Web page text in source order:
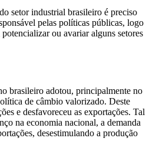
setor industrial brasileiro é preciso
pelas políticas públicas, logo
ou avariar alguns setores
brasileiro adotou, principalmente no
de câmbio valorizado. Deste
e desfavoreceu as exportações. Tal
na economia nacional, a demanda
desestimulando a produção